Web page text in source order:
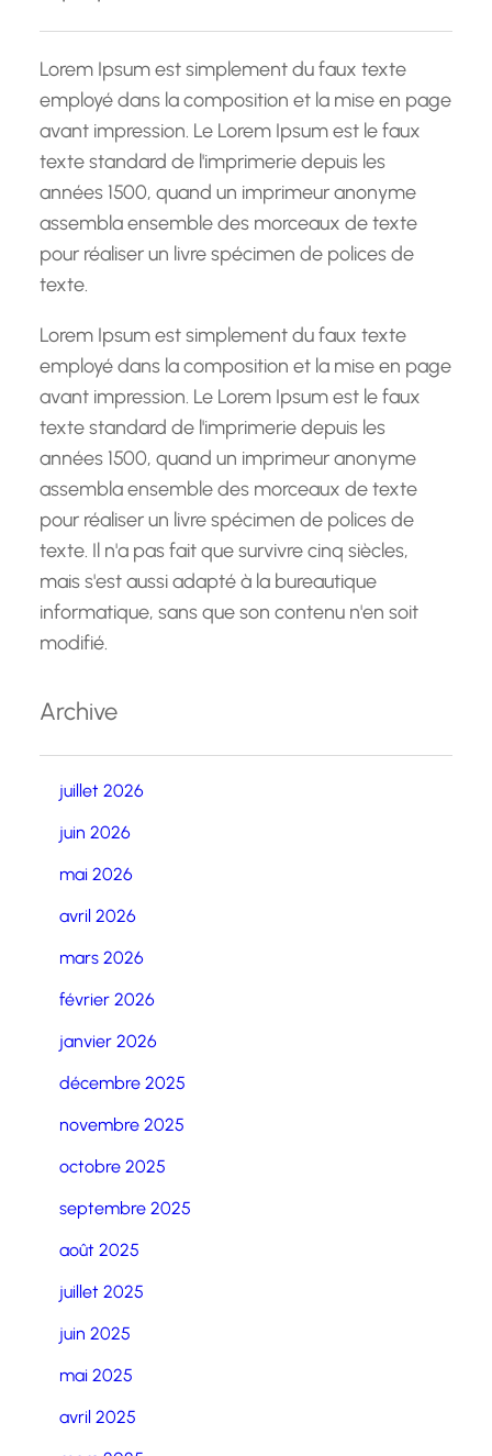
c
hLorem Ipsum est simplement du faux texte
employé dans la composition et la mise en page
avant impression. Le Lorem Ipsum est le faux
texte standard de l'imprimerie depuis les
années 1500, quand un imprimeur anonyme
assembla ensemble des morceaux de texte
pour réaliser un livre spécimen de polices de
texte.
Lorem Ipsum est simplement du faux texte
employé dans la composition et la mise en page
avant impression. Le Lorem Ipsum est le faux
texte standard de l'imprimerie depuis les
années 1500, quand un imprimeur anonyme
assembla ensemble des morceaux de texte
pour réaliser un livre spécimen de polices de
texte. Il n'a pas fait que survivre cinq siècles,
mais s'est aussi adapté à la bureautique
informatique, sans que son contenu n'en soit
modifié.
Archive
juillet 2026
juin 2026
mai 2026
avril 2026
mars 2026
février 2026
janvier 2026
décembre 2025
novembre 2025
octobre 2025
septembre 2025
août 2025
juillet 2025
juin 2025
mai 2025
avril 2025